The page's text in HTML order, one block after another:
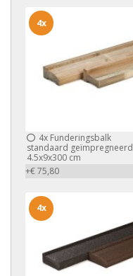
4x Funderingsbalk
standaard geïmpregneerd
4.5x9x300 cm
+€ 75,80
4x
4x